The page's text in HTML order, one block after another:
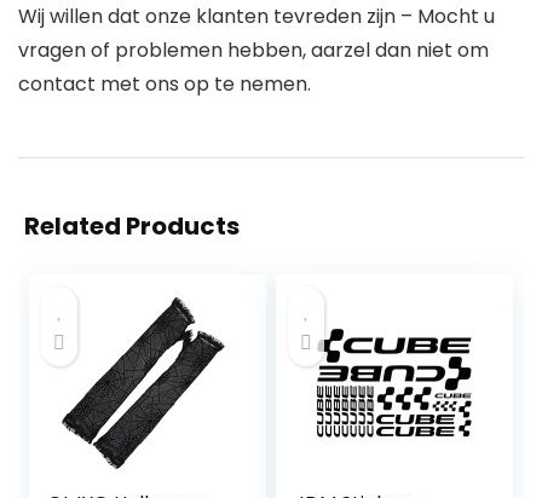
Wij willen dat onze klanten tevreden zijn – Mocht u
vragen of problemen hebben, aarzel dan niet om
contact met ons op te nemen.
Related Products